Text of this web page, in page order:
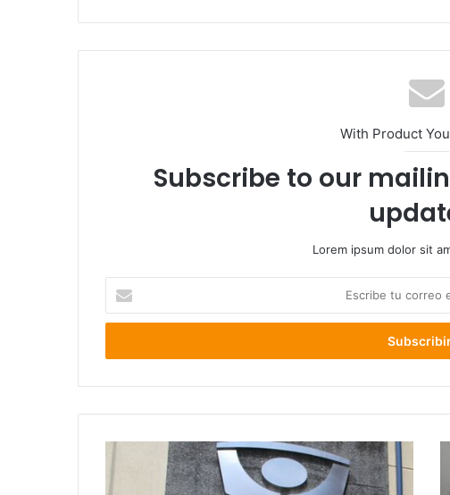
With Product
Subscribe to our
Lorem ipsum dolor sit
correo